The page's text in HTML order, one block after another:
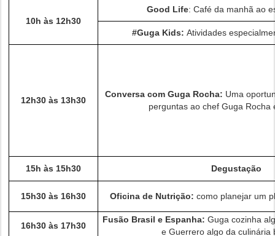
10h às 12h30
Good Life: Café da manhã ao
#Guga Kids:Atividades
12h30 às 13h30
Conversa com Guga Rocha: Uma
perguntas ao chef Guga Rocha
15h às 15h30 Degustação
15h30 às 16h30 Oficina de Nutrição: como planejar um
16h30 às 17h30
Fusão Brasil e Espanha: Guga cozinha
e Guerrero algo da culinária